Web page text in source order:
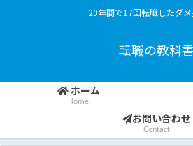
20年間で17回転職したダ
転職の教科
ホーム
Home
お問い合わせ
Contact